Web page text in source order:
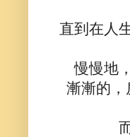
直到在人
慢慢地
漸漸的，